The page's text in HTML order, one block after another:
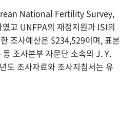
National Fertility Survey,
고 UNFPA의 재정지원과 ISI의
조사예산은 $234,529이며, 표본
조사본부 자문단 소속의 J. Y.
도 조사자료와 조사지침서는 유